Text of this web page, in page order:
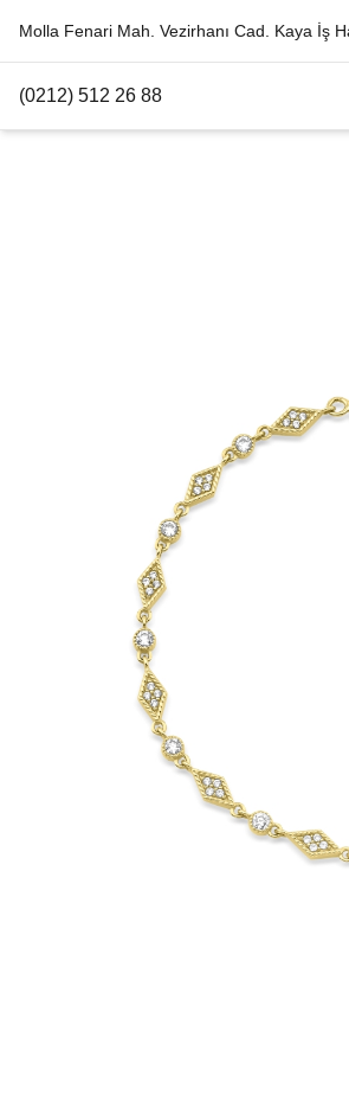
Molla Fenari Mah. Vezirhanı Cad. Kaya İş
(0212) 512 26 88